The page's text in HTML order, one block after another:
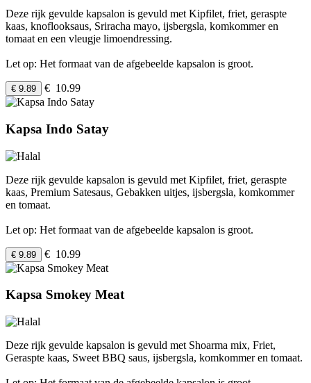
Deze rijk gevulde kapsalon is gevuld met Kipfilet, friet, geraspte
kaas, knoflooksaus, Sriracha mayo, ijsbergsla, komkommer en
tomaat en een vleugje limoendressing.
Let op: Het formaat van de afgebeelde kapsalon is groot.
€ 9.89 € 10.99
Kapsa Indo Satay
Deze rijk gevulde kapsalon is gevuld met Kipfilet, friet, geraspte
kaas, Premium Satesaus, Gebakken uitjes, ijsbergsla, komkommer
en tomaat.
Let op: Het formaat van de afgebeelde kapsalon is groot.
€ 9.89 € 10.99
Kapsa Smokey Meat
Deze rijk gevulde kapsalon is gevuld met Shoarma mix, Friet,
Geraspte kaas, Sweet BBQ saus, ijsbergsla, komkommer en tomaat.